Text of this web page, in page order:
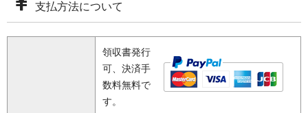
支払方法について
領収書発行
可、決済手
数料無料で
す。